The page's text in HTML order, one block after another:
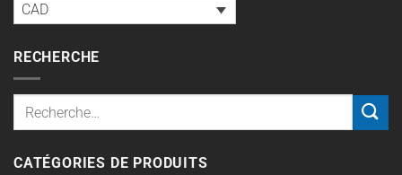
CAD
RECHERCHE
Recherche
CATÉGORIES DE PRODUITS